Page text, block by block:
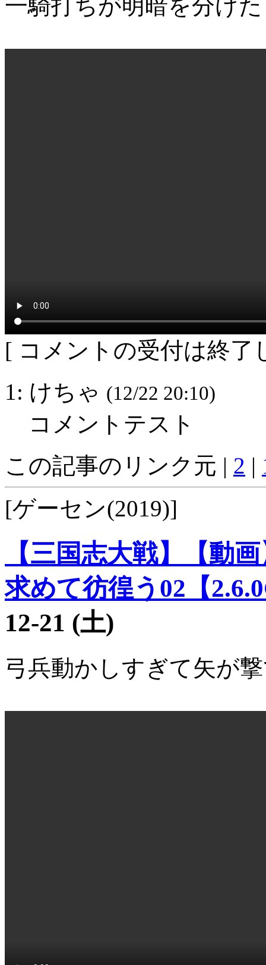
一騎打ちが明暗を分け
[ コメントの受付は終了
1: けちゃ (12/22 20:10)
コメントテスト
この記事のリンク元 | 2 |
[ゲーセン(2019)]
【三国志大戦】【動
求めて彷徨う02【
12-21 (土)
弓兵動かしすぎて矢が